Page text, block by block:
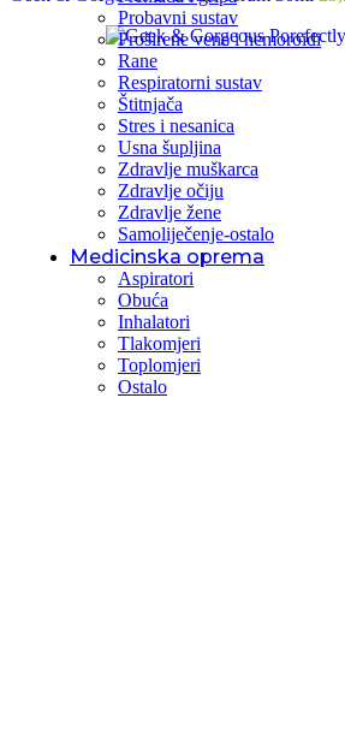
Probavni sustav
Proširene vene i hemoroidi
Rane
Respiratorni sustav
Štitnjača
Stres i nesanica
Usna šupljina
Zdravlje muškarca
Zdravlje očiju
Zdravlje žene
Samoliječenje-ostalo
Medicinska oprema
Aspiratori
Obuća
Inhalatori
Tlakomjeri
Toplomjeri
Ostalo